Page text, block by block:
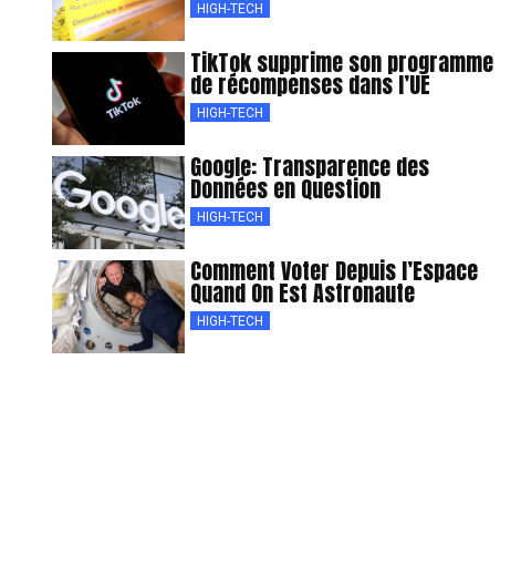
HIGH-TECH
TikTok supprime son programme
de récompenses dans l’UE
HIGH-TECH
Google: Transparence des
Données en Question
HIGH-TECH
Comment Voter Depuis l’Espace
Quand On Est Astronaute
HIGH-TECH